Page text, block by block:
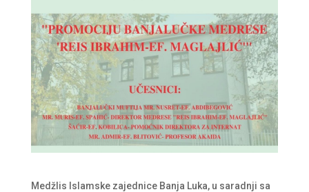
Medžlis Islamske zajednice Banja Luka, u saradnji sa